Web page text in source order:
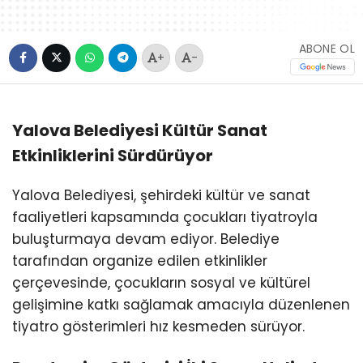
+ -
ABONE OL
Yalova Belediyesi Kültür Sanat
Etkinliklerini Sürdürüyor
Yalova Belediyesi, şehirdeki kültür ve sanat
faaliyetleri kapsamında çocukları tiyatroyla
buluşturmaya devam ediyor. Belediye
tarafından organize edilen etkinlikler
çerçevesinde, çocukların sosyal ve kültürel
gelişimine katkı sağlamak amacıyla düzenlenen
tiyatro gösterimleri hız kesmeden sürüyor.